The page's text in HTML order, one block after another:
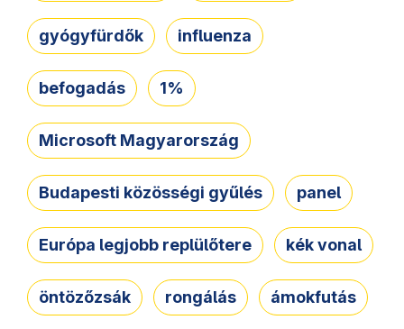
gyógyfürdők influenza
befogadás 1%
Microsoft Magyarország
Budapesti közösségi gyűlés panel
Európa legjobb replülőtere kék vonal
öntözőzsák rongálás ámokfutás